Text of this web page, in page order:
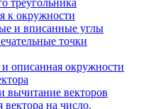
к окружности
и вписанные углы
точки
описанная окружности
вычитание векторов
на число.